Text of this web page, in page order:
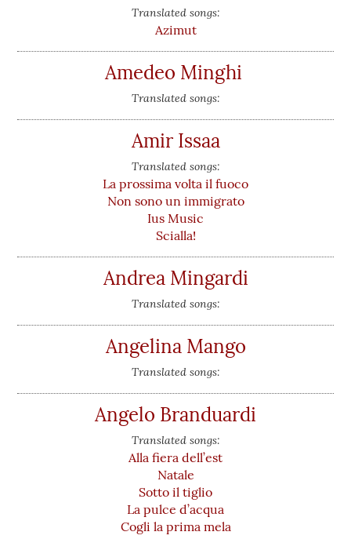
Translated songs:
Azimut
Amedeo Minghi
Translated songs:
Amir Issaa
Translated songs:
La prossima volta il fuoco
Non sono un immigrato
Ius Music
Scialla!
Andrea Mingardi
Translated songs:
Angelina Mango
Translated songs:
Angelo Branduardi
Translated songs:
Alla fiera dell’est
Natale
Sotto il tiglio
La pulce d’acqua
Cogli la prima mela